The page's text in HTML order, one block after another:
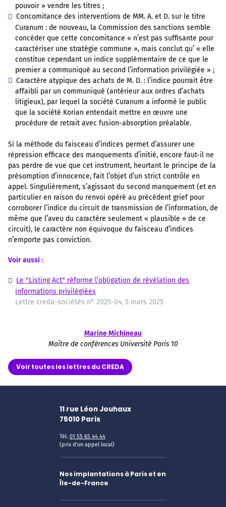
pouvoir » vendre les titres ;
Concomitance des interventions de MM. A. et D. sur le titre
Curanum : de nouveau, la Commission des sanctions semble
concéder que cette concomitance « n’est pas suffisante pour
caractériser une stratégie commune », mais conclut qu’ « elle
constitue cependant un indice supplémentaire de ce que le
premier a communiqué au second l’information privilégiée » ;
Caractère atypique des achats de M. D. : l’indice pourrait être
affaibli par un communiqué (antérieur aux ordres d’achats
litigieux), par lequel la société Curanum a informé le public
que la société Korian entendait mettre en œuvre une
procédure de retrait avec fusion-absorption préalable.
Si la méthode du faisceau d’indices permet d’assurer une
répression efficace des manquements d’initié, encore faut-il ne
pas perdre de vue que cet instrument, heurtant le principe de la
présomption d’innocence, fait l’objet d’un strict contrôle en
appel. Singulièrement, s’agissant du second manquement (et en
particulier en raison du renvoi opéré au précédent grief pour
corroborer l’indice du circuit de transmission de l’information, de
même que l’aveu du caractère seulement « plausible » de ce
circuit), le caractère non équivoque du faisceau d’indices
n’emporte pas conviction.
Voir aussi :
Le "Listing Act" réforme l’obligation de révélation des
informations privilégiées
Lettre creda-sociétés n° 2025-04, 5 mars 2025
Marine Michineau
Maître de conférences Université Paris 10
Voir toutes les lettres du CREDA
11 rue Léon Jouhaux
75010 Paris
Tél. 01 55 65 44 44
(prix d'un appel local)
Nos implantations à Paris et en
Île-de-France